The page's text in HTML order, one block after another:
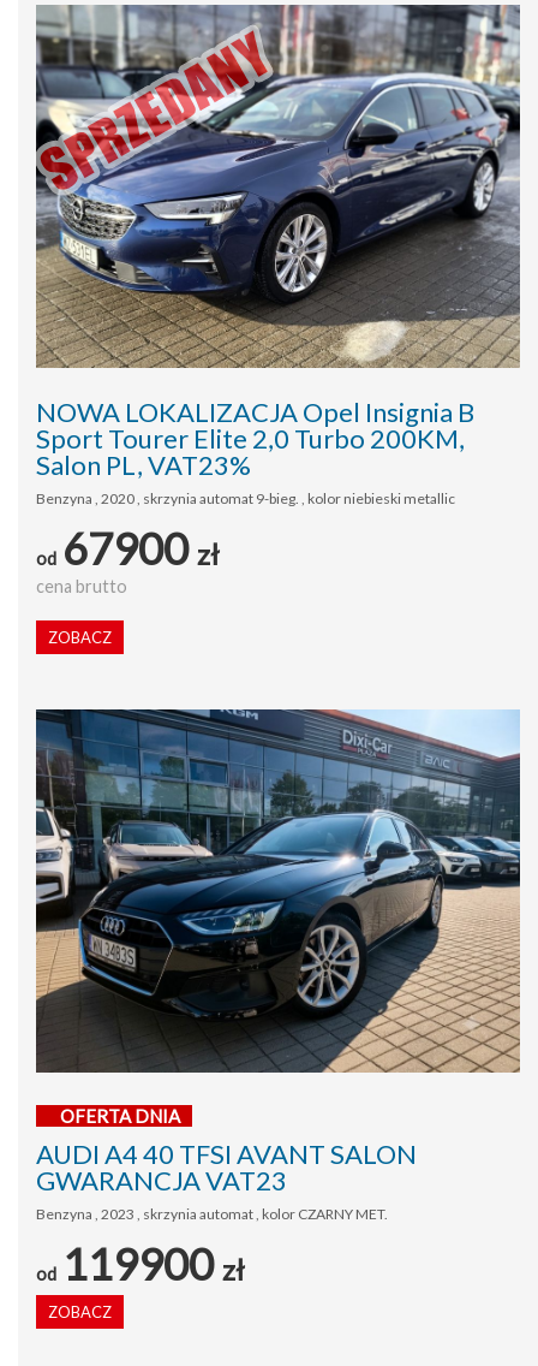
NOWA LOKALIZACJA Opel Insignia B
Sport Tourer Elite 2,0 Turbo 200KM,
Salon PL, VAT23%
Benzyna , 2020 , skrzynia automat 9-bieg. , kolor niebieski metallic
od 67900 zł
cena brutto
ZOBACZ
OFERTA DNIA
AUDI A4 40 TFSI AVANT SALON
GWARANCJA VAT23
Benzyna , 2023 , skrzynia automat , kolor CZARNY MET.
od 119900 zł
ZOBACZ